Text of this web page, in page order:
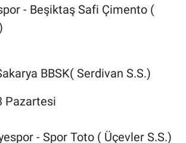
- Beşiktaş Safi Çimento (
BBSK( Serdivan S.S.)
Pazartesi
- Spor Toto ( Üçevler S.S.)